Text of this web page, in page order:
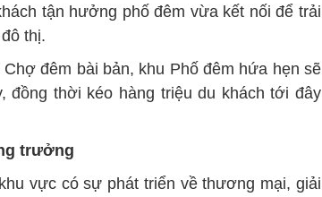
tận hưởng phố đêm vừa kết nối để trải
thị.
đêm bài bản, khu Phố đêm hứa hẹn sẽ
đồng thời kéo hàng triệu du khách tới đây
trưởng
vực có sự phát triển về thương mại, giải